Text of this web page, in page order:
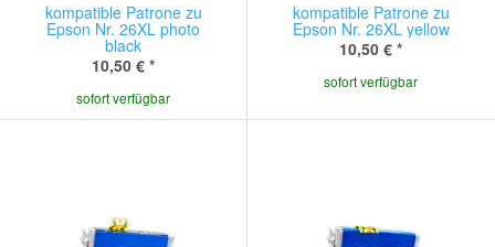
kompatible Patrone zu
Epson Nr. 26XL photo
black
10,50 € *
sofort verfügbar
kompatible Patrone zu
Epson Nr. 26XL yellow
10,50 € *
sofort verfügbar